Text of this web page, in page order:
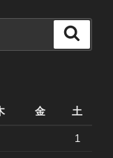
金 土
1